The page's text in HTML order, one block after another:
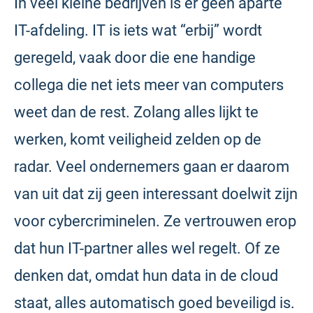
IT-afdeling. IT is iets wat “erbij” wordt
geregeld, vaak door die ene handige
collega die net iets meer van computers
weet dan de rest. Zolang alles lijkt te
werken, komt veiligheid zelden op de
radar. Veel ondernemers gaan er daarom
van uit dat zij geen interessant doelwit zijn
voor cybercriminelen. Ze vertrouwen erop
dat hun IT-partner alles wel regelt. Of ze
denken dat, omdat hun data in de cloud
staat, alles automatisch goed beveiligd is.